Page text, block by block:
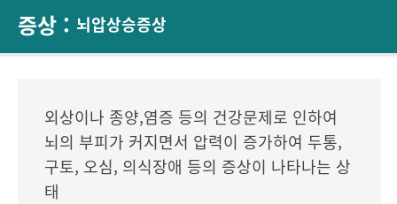
증상 : 뇌압상승증상
외상이나 종양,염증 등의 건강문제로 인하여
뇌의 부피가 커지면서 압력이 증가하여 두통,
구토, 오심, 의식장애 등의 증상이 나타나는 상
태